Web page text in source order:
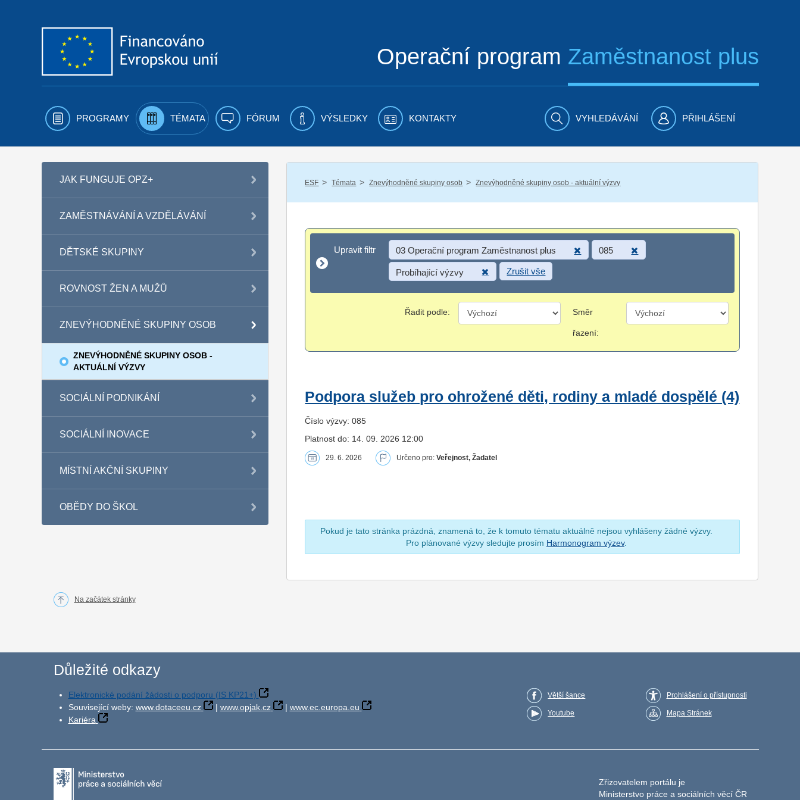
Operační program Zaměstnanost plus
PROGRAMY TÉMATA FÓRUM VÝSLEDKY KONTAKTY VYHLEDÁVÁNÍ PŘIHLÁŠENÍ
JAK FUNGUJE OPZ+
ZAMĚSTNÁVÁNÍ A VZDĚLÁVÁNÍ
DĚTSKÉ SKUPINY
ROVNOST ŽEN A MUŽŮ
ZNEVÝHODNĚNÉ SKUPINY OSOB
ZNEVÝHODNĚNÉ SKUPINY OSOB -
AKTUÁLNÍ VÝZVY
SOCIÁLNÍ PODNIKÁNÍ
SOCIÁLNÍ INOVACE
MÍSTNÍ AKČNÍ SKUPINY
OBĚDY DO ŠKOL
ESF / Témata / Znevýhodněné skupiny osob / Znevýhodněné skupiny osob - aktuální výzvy
Upravit filtr
Upravit filtr 03 Operační program Zaměstnanost plus 085
Probíhající výzvy Zrušit vše
Řadit podle: Směr
řazení:
Podpora služeb pro ohrožené děti, rodiny a mladé dospělé (4)
Číslo výzvy: 085
Platnost do: 14. 09. 2026 12:00
29. 6. 2026 Určeno pro:Veřejnost, Žadatel
Pokud je tato stránka prázdná, znamená to, že k tomuto tématu aktuálně nejsou vyhlášeny žádné výzvy.
Pro plánované výzvy sledujte prosím Harmonogram výzev.
Na začátek stránky
Důležité odkazy
Elektronické podání žádosti o podporu (IS KP21+)
Související weby: www.dotaceeu.cz | www.opjak.cz | www.ec.europa.eu
Kariéra
Větší šance
Youtube
Prohlášení o přístupnosti
Mapa Stránek
Zřizovatelem portálu je
Ministerstvo práce a sociálních věcí ČR